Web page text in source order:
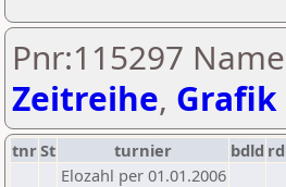
Pnr:115297
Zeitreihe,
tnrSt turnier bdld rd
Elozahl per 01.01.2006